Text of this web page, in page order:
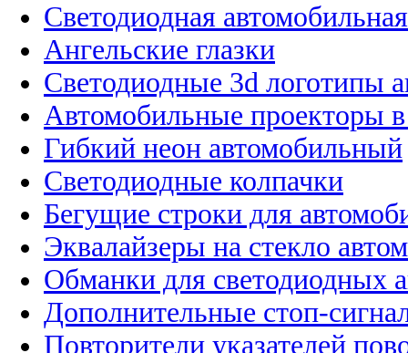
Светодиодная
Ангельские глазки
Светодиодные 3d логотипы
Автомобильные проекторы
Гибкий неон автомобильный
Светодиодные колпачки
Бегущие строки для
Эквалайзеры на стекло
Обманки для светодиодных
Дополнительные стоп-
Повторители указателей